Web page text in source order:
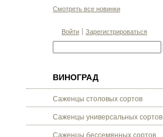
Смотреть все новинки
Войти Зарегистрироваться
ВИНОГРАД
Саженцы столовых сортов
Саженцы универсальных сортов
Саженцы бессемянных сортов